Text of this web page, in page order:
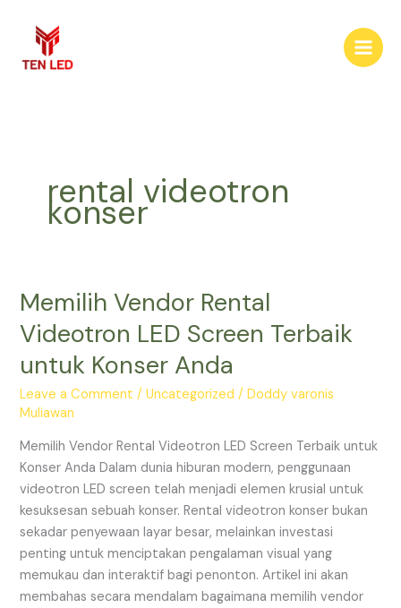
content
rental videotron
konser
Memilih Vendor Rental
Videotron LED Screen Terbaik
untuk Konser Anda
Leave a Comment /Uncategorized /Doddy varonis
Muliawan
Memilih Vendor Rental Videotron LED Screen Terbaik untuk
Konser Anda Dalam dunia hiburan modern, penggunaan
videotron LED screen telah menjadi elemen krusial untuk
kesuksesan sebuah konser. Rental videotron konser bukan
sekadar penyewaan layar besar, melainkan investasi
penting untuk menciptakan pengalaman visual yang
memukau dan interaktif bagi penonton. Artikel ini akan
membahas secara mendalam bagaimana memilih vendor
Memilih
Rental
Videotron
Screen
untuk
Konser
Anda